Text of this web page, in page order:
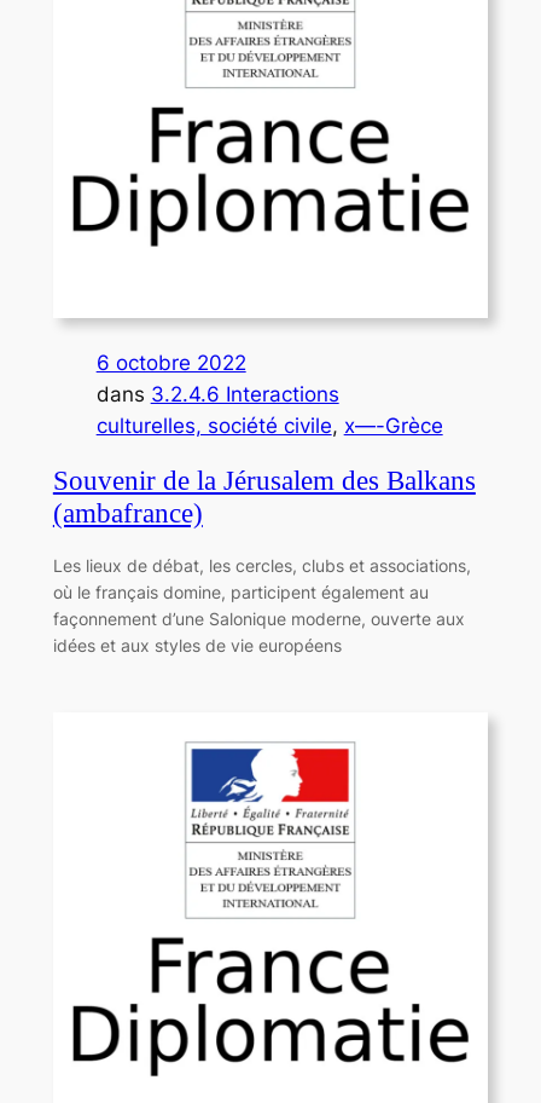
6 octobre 2022
dans 3.2.4.6 Interactions
culturelles, société civile, x—-Grèce
Souvenir de la Jérusalem des Balkans
(ambafrance)
Les lieux de débat, les cercles, clubs et associations,
où le français domine, participent également au
façonnement d’une Salonique moderne, ouverte aux
idées et aux styles de vie européens